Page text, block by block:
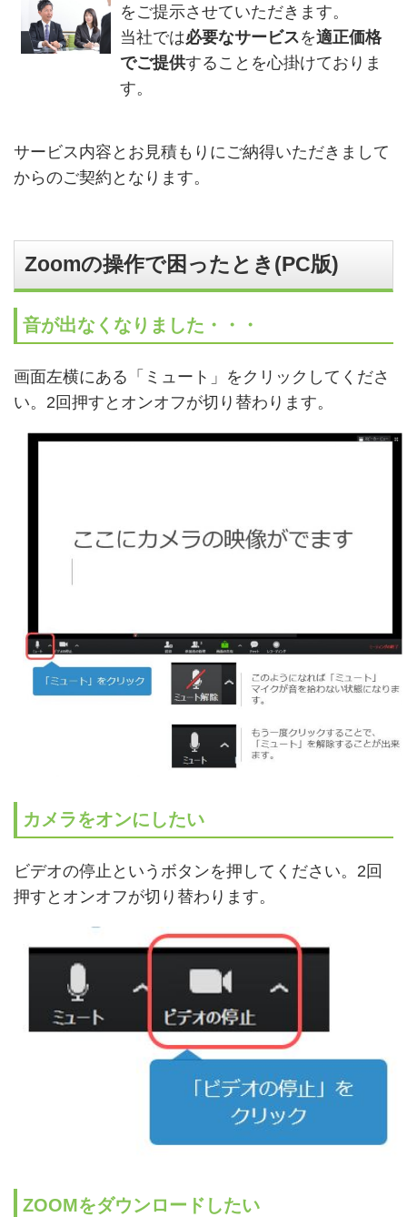
をご提示させていただきます。
当社では必要なサービスを適正価格
でご提供することを心掛けておりま
す。
サービス内容とお見積もりにご納得いただきまして
からのご契約となります。
Zoomの操作で困ったとき(PC版)
音が出なくなりました・・・
画面左横にある「ミュート」をクリックしてくださ
い。2回押すとオンオフが切り替わります。
カメラをオンにしたい
ビデオの停止というボタンを押してください。2回
押すとオンオフが切り替わります。
ZOOMをダウンロードしたい